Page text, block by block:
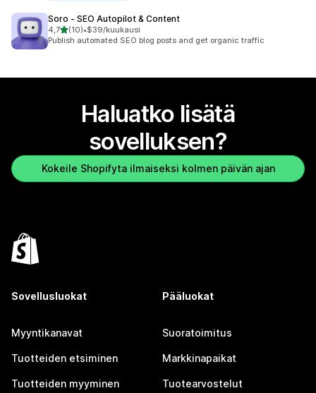
Soro ‑ SEO Autopilot & Content
4,7/ 5 tähteä
(10)
10 arvostelua yhteensä
•$39/kuukausi
Publish automated SEO blog posts and get organic traffic
Haluatko lisätä
sovelluksen?
Kokeile Shopifyta ilmaiseksi kolmen päivän ajan
Sovellusluokat
Myyntikanavat
Tuotteiden etsiminen
Tuotteiden myyminen
Pääluokat
Suoratoimitus
Markkinapaikat
Tuotearvostelut